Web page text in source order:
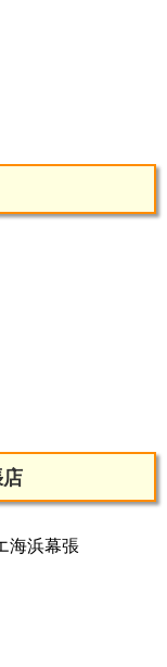
海浜幕張